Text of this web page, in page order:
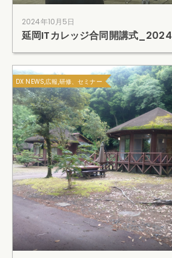
2024年10月5日
延岡ITカレッジ合同開講式_2024
DX NEWS,広報,研修、セミナー